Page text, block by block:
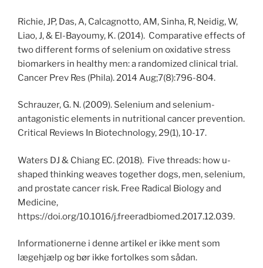
Richie, JP, Das, A, Calcagnotto, AM, Sinha, R, Neidig, W,
Liao, J, & El-Bayoumy, K. (2014). Comparative effects of
two different forms of selenium on oxidative stress
biomarkers in healthy men: a randomized clinical trial.
Cancer Prev Res (Phila). 2014 Aug;7(8):796-804.
Schrauzer, G. N. (2009). Selenium and selenium-
antagonistic elements in nutritional cancer prevention.
Critical Reviews In Biotechnology, 29(1), 10-17.
Waters DJ & Chiang EC. (2018). Five threads: how u-
shaped thinking weaves together dogs, men, selenium,
and prostate cancer risk. Free Radical Biology and
Medicine,
https://doi.org/10.1016/j.freeradbiomed.2017.12.039.
Informationerne i denne artikel er ikke ment som
lægehjælp og bør ikke fortolkes som sådan.